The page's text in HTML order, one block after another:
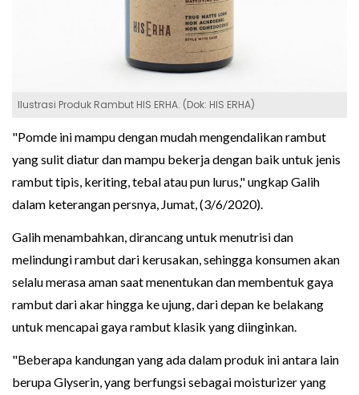
Ilustrasi Produk Rambut HIS ERHA. (Dok: HIS ERHA)
"Pomde ini mampu dengan mudah mengendalikan rambut
yang sulit diatur dan mampu bekerja dengan baik untuk jenis
rambut tipis, keriting, tebal atau pun lurus," ungkap Galih
dalam keterangan persnya, Jumat, (3/6/2020).
Galih menambahkan, dirancang untuk menutrisi dan
melindungi rambut dari kerusakan, sehingga konsumen akan
selalu merasa aman saat menentukan dan membentuk gaya
rambut dari akar hingga ke ujung, dari depan ke belakang
untuk mencapai gaya rambut klasik yang diinginkan.
"Beberapa kandungan yang ada dalam produk ini antara lain
berupa Glyserin, yang berfungsi sebagai moisturizer yang